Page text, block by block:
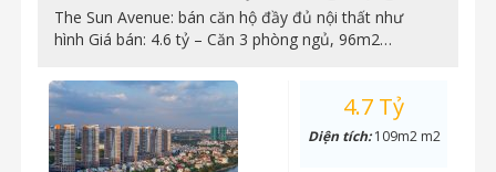
The Sun Avenue: bán căn hộ đầy đủ nội thất như
hình Giá bán: 4.6 tỷ – Căn 3 phòng ngủ, 96m2…
4.7 Tỷ
Diện tích:109m2 m2